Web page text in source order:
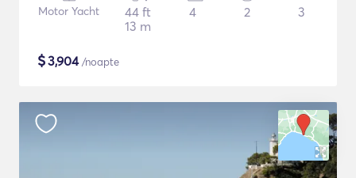
Motor Yacht
44 ft
13 m
4 2 3
$3,904/noapte